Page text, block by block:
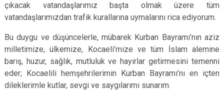
çıkacak vatandaşlarımız başta olmak üzere tüm
vatandaşlarımızdan trafik kurallarına uymalarını rica ediyorum.
Bu duygu ve düşüncelerle, mübarek Kurban Bayramı’nın aziz
milletimize, ülkemize, Kocaeli’mize ve tüm İslam alemine
barış, huzur, sağlık, mutluluk ve hayırlar getirmesini temenni
eder; Kocaelili hemşehrilerimin Kurban Bayramı’nı en içten
dileklerimle kutlar, sevgi ve saygılarımı sunarım.